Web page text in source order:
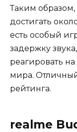
Таким
достигать
есть особый
задержку
реагировать
мира.
рейтинга.
realme